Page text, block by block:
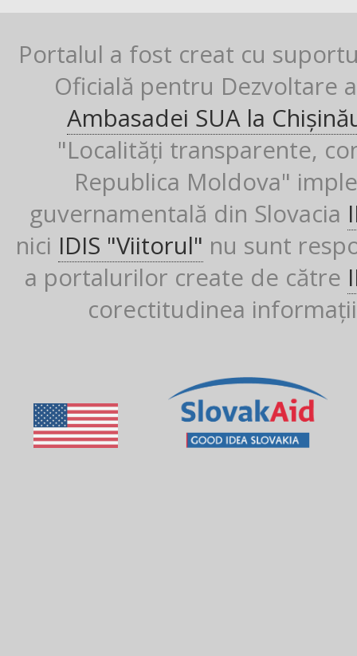
Portalul a fost creat cu
Oficială pentru Dezvoltare
Ambasadei SUA la
"Localități transparente,
Republica Moldova"
guvernamentală din Slovacia
nici IDIS "Viitorul" nu sunt
a portalurilor create de către
corectitudinea